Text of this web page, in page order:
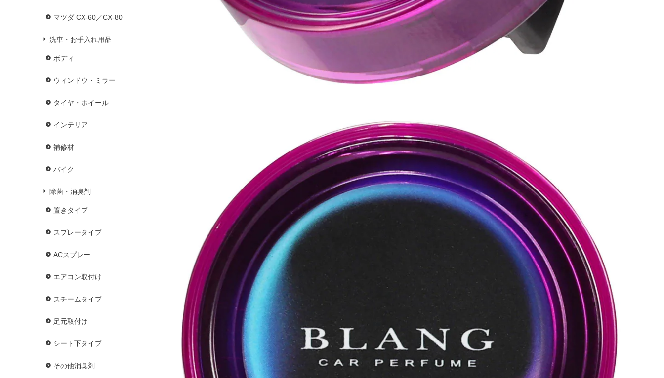
マツダ CX-60／CX-80
洗車・お手入れ用品
ボディ
ウィンドウ・ミラー
タイヤ・ホイール
インテリア
補修材
バイク
除菌・消臭剤
置きタイプ
スプレータイプ
ACスプレー
エアコン取付け
スチームタイプ
足元取付け
シート下タイプ
その他消臭剤